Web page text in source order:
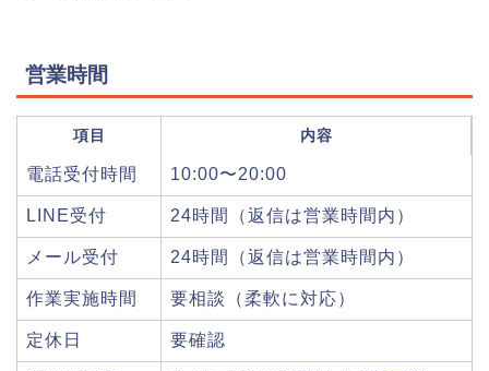
営業時間
項目 内容
電話受付時間 10:00〜20:00
LINE受付 24時間（返信は営業時間内）
メール受付 24時間（返信は営業時間内）
作業実施時間 要相談（柔軟に対応）
定休日 要確認